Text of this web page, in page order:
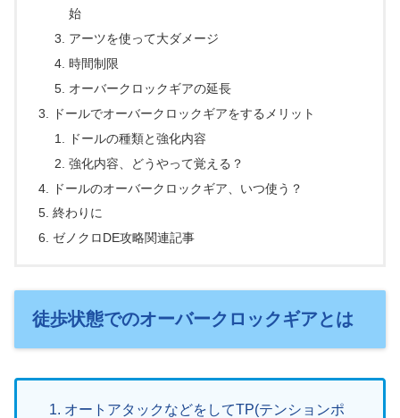
始
アーツを使って大ダメージ
時間制限
オーバークロックギアの延長
ドールでオーバークロックギアをするメリット
ドールの種類と強化内容
強化内容、どうやって覚える？
ドールのオーバークロックギア、いつ使う？
終わりに
ゼノクロDE攻略関連記事
徒歩状態でのオーバークロックギアとは
オートアタックなどをしてTP(テンションポ